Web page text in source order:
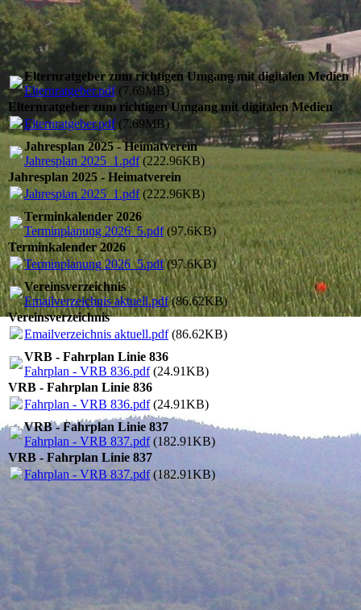
Elternratgeber zum richtigen Umgang mit digitalen Medien
Elternratgeber.pdf(7.69MB)
Elternratgeber zum richtigen Umgang mit digitalen Medien
Elternratgeber.pdf(7.69MB)
Jahresplan 2025 - Heimatverein
Jahresplan 2025_1.pdf(222.96KB)
Jahresplan 2025 - Heimatverein
Jahresplan 2025_1.pdf(222.96KB)
Terminkalender 2026
Terminplanung 2026_5.pdf(97.6KB)
Terminkalender 2026
Terminplanung 2026_5.pdf(97.6KB)
Vereinsverzeichnis
Emailverzeichnis aktuell.pdf(86.62KB)
Vereinsverzeichnis
Emailverzeichnis aktuell.pdf(86.62KB)
VRB - Fahrplan Linie 836
Fahrplan - VRB 836.pdf(24.91KB)
VRB - Fahrplan Linie 836
Fahrplan - VRB 836.pdf(24.91KB)
VRB - Fahrplan Linie 837
Fahrplan - VRB 837.pdf(182.91KB)
VRB - Fahrplan Linie 837
Fahrplan - VRB 837.pdf(182.91KB)